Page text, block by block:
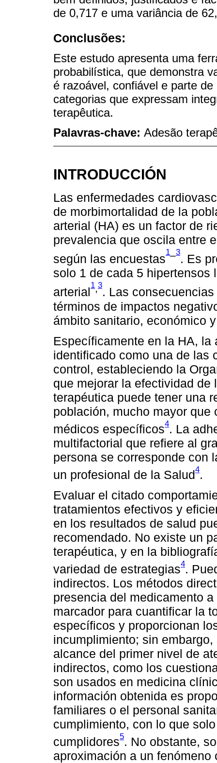
de 0,717 e uma variância de
Conclusões:
Este estudo apresenta uma
probabilística, que demonstra
é razoável, confiável e parte
categorias que expressam
terapêutica.
Palavras-chave: Adesão
INTRODUCCIÓN
Las enfermedades
de morbimortalidad de la
arterial (HA) es un factor de
prevalencia que oscila entre
según las encuestas
1–3
. Es
solo 1 de cada 5 hipertensos
arterial
1,3
. Las
términos de impactos
ámbito sanitario, económico
Específicamente en la HA,
identificado como una de las
control, estableciendo la
que mejorar la efectividad
terapéutica puede tener una
población, mucho mayor
médicos específicos4. La
multifactorial que refiere al
persona se corresponde con
un profesional de la Salud4.
Evaluar el citado
tratamientos efectivos y
en los resultados de salud
recomendado. No existe un
terapéutica, y en la
variedad de estrategias4.
indirectos. Los métodos
presencia del medicamento
marcador para cuantificar la
específicos y proporcionan
incumplimiento; sin
alcance del primer nivel de
indirectos, como los
son usados en medicina
información obtenida es
familiares o el personal
cumplimiento, con lo que
cumplidores5. No obstante,
aproximación a un fenómeno